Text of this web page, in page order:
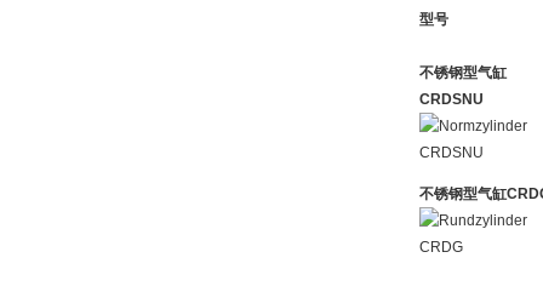
型号
不锈钢型气缸
CRDSNU
不锈钢型气缸